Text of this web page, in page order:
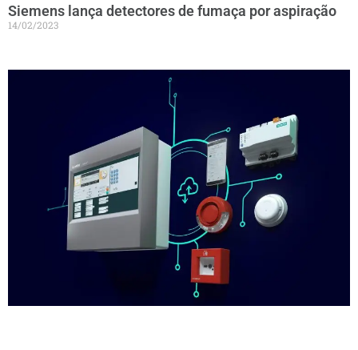
Siemens lança detectores de fumaça por aspiração
14/02/2023